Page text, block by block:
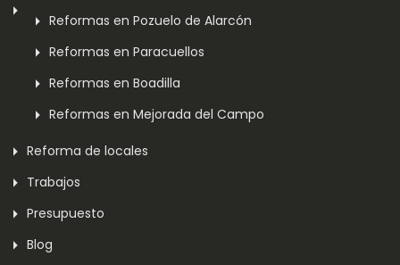
Reformas en Pozuelo de Alarcón
Reformas en Paracuellos
Reformas en Boadilla
Reformas en Mejorada del Campo
Reforma de locales
Trabajos
Presupuesto
Blog